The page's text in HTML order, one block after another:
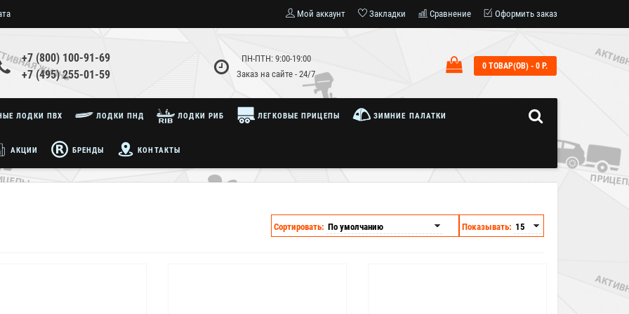
Мой аккаунт Закладки Сравнение Оформить заказ
+7 (800) 100-91-69
+7 (495) 255-01-59
ПН-ПТН: 9:00-19:00
Заказ на сайте - 24/7
0 ТОВАР(ОВ) - 0 Р.
ЛОДКИ ПВХ ЛОДКИ ПНД ЛОДКИ РИБ ЛЕГКОВЫЕ ПРИЦЕПЫ ЗИМНИЕ ПАЛАТКИ
АКЦИИ БРЕНДЫ КОНТАКТЫ
Показывать:
Сортировать: